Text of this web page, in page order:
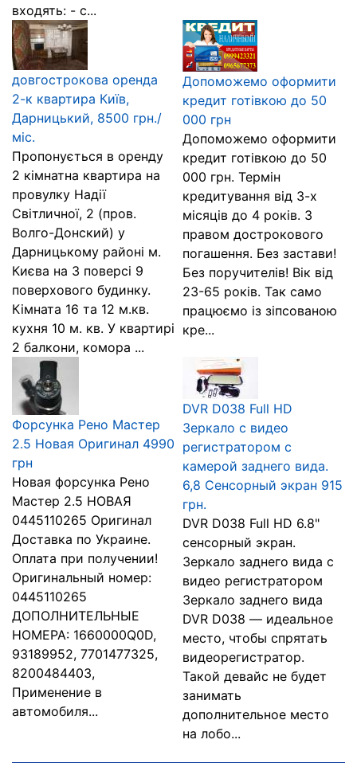
входять: - с...
довгострокова оренда
2-к квартира Київ,
Дарницький, 8500 грн./
міс.
Пропонується в оренду
2 кімнатна квартира на
провулку Надії
Світличної, 2 (пров.
Волго-Донский) у
Дарницькому районі м.
Києва на 3 поверсі 9
поверхового будинку.
Кімната 16 та 12 м.кв.
кухня 10 м. кв. У квартирі
2 балкони, комора ...
Допоможемо оформити
кредит готівкою до 50
000 грн
Допоможемо оформити
кредит готівкою до 50
000 грн. Термін
кредитування від 3-х
місяців до 4 років. З
правом дострокового
погашення. Без застави!
Без поручителів! Вік від
23-65 років. Так само
працюємо із зіпсованою
кре...
Форсунка Рено Мастер
2.5 Новая Оригинал 4990
грн
Новая форсунка Рено
Мастер 2.5 НОВАЯ
0445110265 Оригинал
Доставка по Украине.
Оплата при получении!
Оригинальный номер:
0445110265
ДОПОЛНИТЕЛЬНЫЕ
НОМЕРА: 1660000Q0D,
93189952, 7701477325,
8200484403,
Применение в
автомобиля...
DVR D038 Full HD
Зеркало с видео
регистратором с
камерой заднего вида.
6,8 Сенсорный экран 915
грн.
DVR D038 Full HD 6.8"
сенсорный экран.
Зеркало заднего вида с
видео регистратором
Зеркало заднего вида
DVR D038 ― идеальное
место, чтобы спрятать
видеорегистратор.
Такой девайс не будет
занимать
дополнительное место
на лобо...